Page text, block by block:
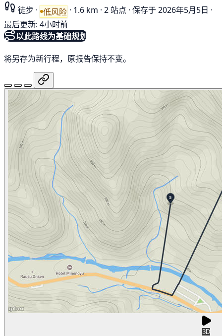
徒步 · 低风险 · 1.6 km · 2 站点 · 保存于 2026年5月5日 ·
最后更新: 4小时前
以此路线为基础规划
将另存为新行程，原报告保持不变。
3D